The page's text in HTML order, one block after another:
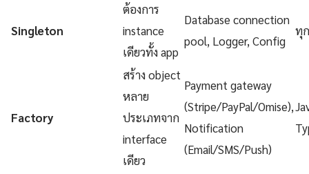
Singleton
ต้องการ
instance
เดียวทั้ง app
Database connection
pool, Logger, Config
ทุ
Factory
สร้าง object
หลาย
ประเภทจาก
interface
เดียว
Payment gateway
(Stripe/PayPal/Omise),
Notification
(Email/SMS/Push)